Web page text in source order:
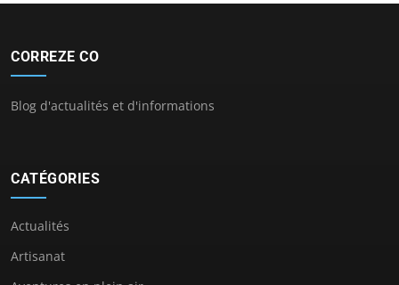
CORREZE CO
Blog d'actualités et d'informations
CATÉGORIES
Actualités
Artisanat